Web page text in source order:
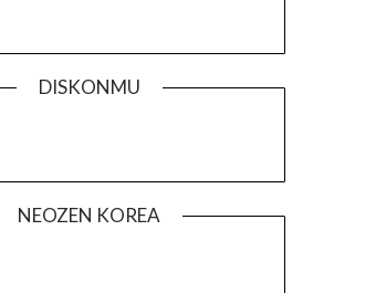
DISKONMU
NEOZEN KOREA